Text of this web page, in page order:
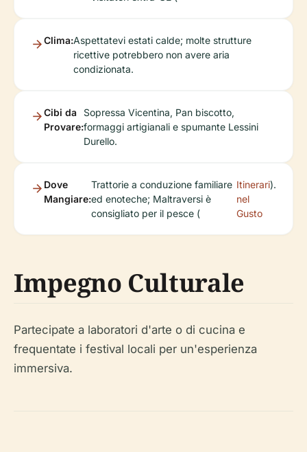
Clima:Aspettatevi estati calde; molte strutture
ricettive potrebbero non avere aria
condizionata.
Cibi da
Provare:
Sopressa Vicentina, Pan biscotto,
formaggi artigianali e spumante Lessini
Durello.
Dove
Mangiare:
Trattorie a conduzione familiare
ed enoteche; Maltraversi è
consigliato per il pesce (
Itinerari
nel
Gusto
).
Impegno Culturale
Partecipate a laboratori d'arte o di cucina e
frequentate i festival locali per un'esperienza
immersiva.